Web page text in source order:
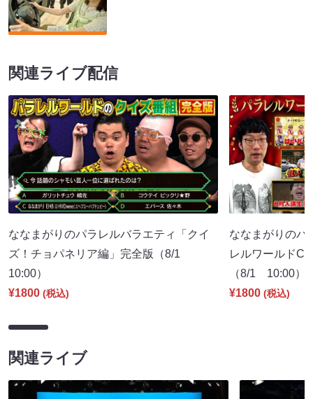
関連ライブ配信
ななまがりのパラレルバラエティ「クイ
ズ！チョパネリア編」完全版（8/1
10:00）
¥1800 (税込)
ななまがりのパ
レルワールド
（8/1 10:00）
¥1800 (税込)
関連ライブ